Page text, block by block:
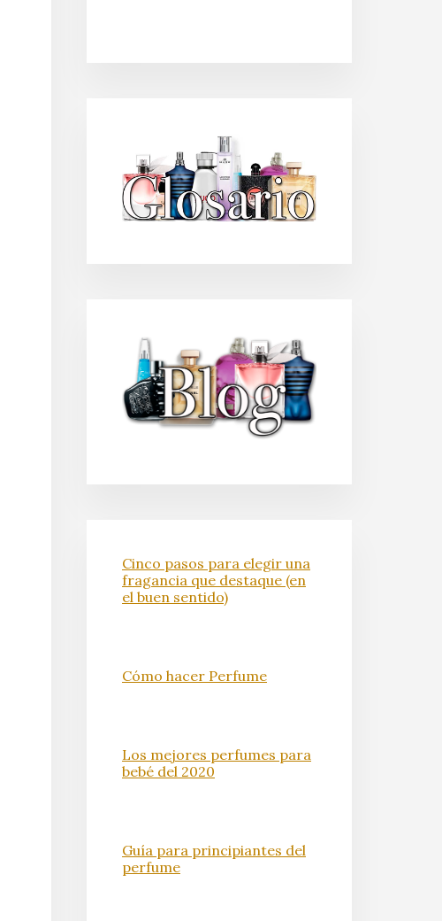
Cinco pasos para elegir una
fragancia que destaque (en
el buen sentido)
Cómo hacer Perfume
Los mejores perfumes para
bebé del 2020
Guía para principiantes del
perfume